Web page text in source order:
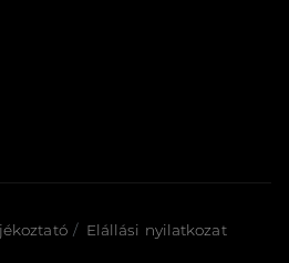
Elállási nyilatkozat